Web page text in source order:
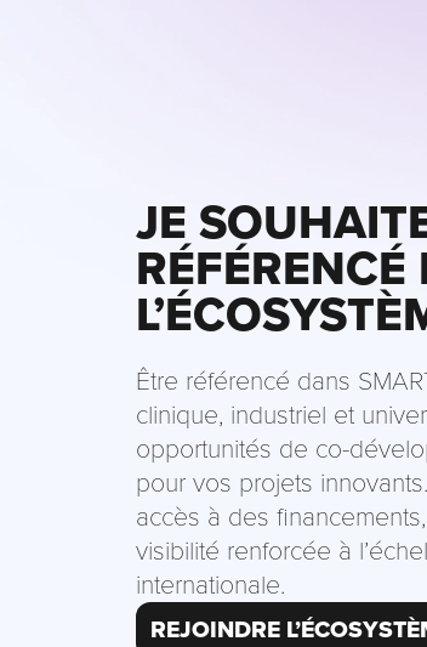
JE
RÉFÉRENCÉ
Être référencé dans
clinique, industriel et
opportunités de co-
pour vos projets
accès à des
visibilité renforcée à
internationale.
REJOINDRE